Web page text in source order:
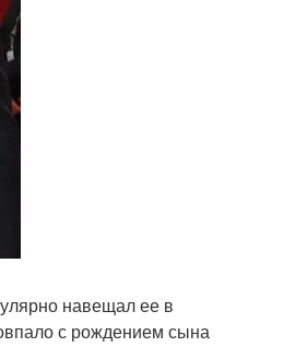
навещал ее в
с рождением сына